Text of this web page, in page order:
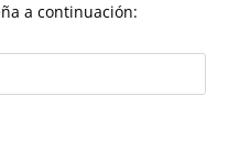
a continuación: